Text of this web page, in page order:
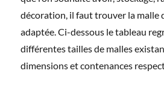
décoration, il faut trouver la malle
adaptée. Ci-dessous le tableau
différentes tailles de malles
dimensions et contenances